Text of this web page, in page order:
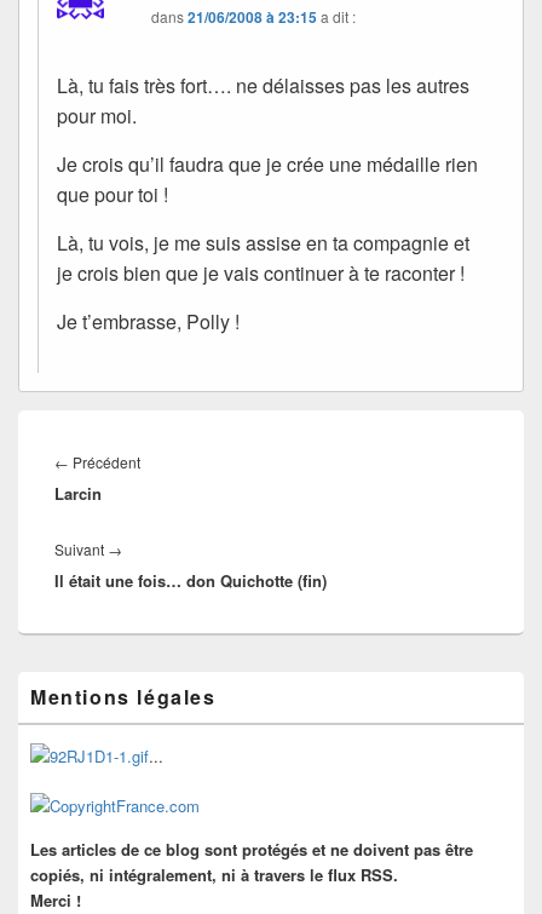
dans21/06/2008 à 23:15a dit :
Là, tu fais très fort…. ne délaisses pas les autres
pour moi.
Je crois qu’il faudra que je crée une médaille rien
que pour toi !
Là, tu vois, je me suis assise en ta compagnie et
je crois bien que je vais continuer à te raconter !
Je t’embrasse, Polly !
de
l’article
← PrécédentArticle
Larcin
Suivant →
suivant :
Il était une fois… don Quichotte (fin)
principale
de
widget
pour
barre
Mentions légales
...
Les articles de ce blog sont protégés et ne doivent pas être
copiés, ni intégralement, ni à travers le flux RSS.
Merci !